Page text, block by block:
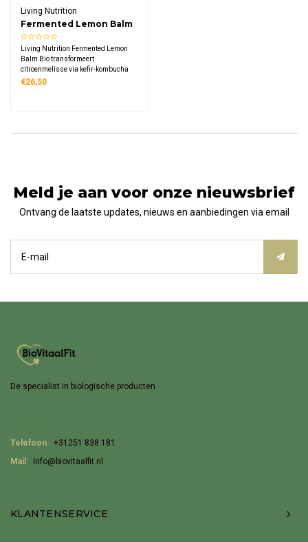
Living Nutrition
Fermented Lemon Balm
Bio
Living Nutrition Fermented Lemon
Balm Bio transformeert
citroenmelisse via kefir-kombucha
fermentatie. Dit biologische
€26,50
Meld je aan voor onze nieuwsbrief
Ontvang de laatste updates, nieuws en aanbiedingen via email
De specialist in biologische producten
Telefoon
+31251 838 181
Mail
Info@biovitaalfit.nl
KLANTENSERVICE